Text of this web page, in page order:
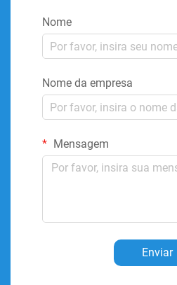
Nome
Nome da empresa
Mensagem
Enviar